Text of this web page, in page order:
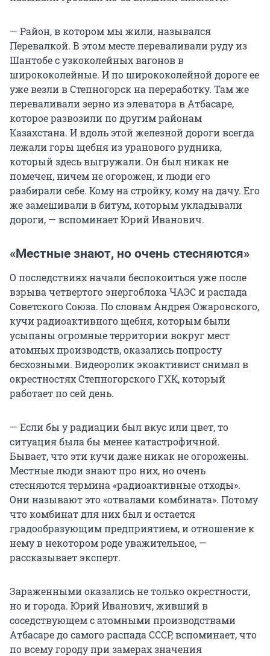
— Район, в котором мы жили, назывался
Перевалкой. В этом месте переваливали руду из
Шантобе с узкоколейных вагонов в
ширококолейные. И по ширококолейной дороге ее
уже везли в Степногорск на переработку. Там же
переваливали зерно из элеватора в Атбасаре,
которое развозили по другим районам
Казахстана. И вдоль этой железной дороги всегда
лежали горы щебня из уранового рудника,
который здесь выгружали. Он был никак не
помечен, ничем не огорожен, и люди его
разбирали себе. Кому на стройку, кому на дачу. Его
же замешивали в битум, которым укладывали
дороги, — вспоминает Юрий Иванович.
«Местные знают, но очень стесняются»
О последствиях начали беспокоиться уже после
взрыва четвертого энергоблока ЧАЭС и распада
Советского Союза. По словам Андрея Ожаровского,
кучи радиоактивного щебня, которым были
усыпаны огромные территории вокруг мест
атомных производств, оказались попросту
бесхозными. Видеоролик экоактивист снимал в
окрестностях Степногорского ГХК, который
работает по сей день.
— Если бы у радиации был вкус или цвет, то
ситуация была бы менее катастрофичной.
Бывает, что эти кучи даже никак не огорожены.
Местные люди знают про них, но очень
стесняются термина «радиоактивные отходы».
Они называют это «отвалами комбината». Потому
что комбинат для них был и остается
градообразующим предприятием, и отношение к
нему в некотором роде уважительное, —
рассказывает эксперт.
Зараженными оказались не только окрестности,
но и города. Юрий Иванович, живший в
соседствующем с атомными производствами
Атбасаре до самого распада СССР, вспоминает, что
по всему городу при замерах значения